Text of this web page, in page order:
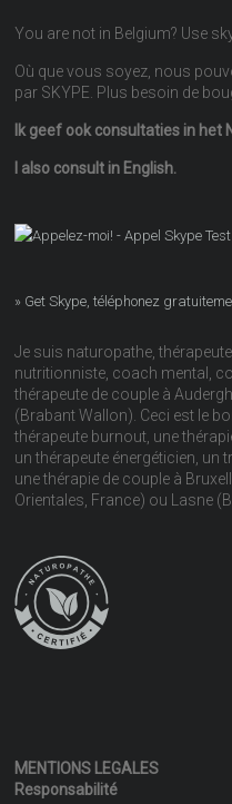
You are not in Belgium? Use
Où que vous soyez, nous
par SKYPE. Plus besoin de
Ik geef ook consultaties in het
I also consult in English.
» Get Skype, téléphonez
Je suis naturopathe,
nutritionniste, coach mental,
thérapeute de couple à
(Brabant Wallon). Ceci est le
thérapeute burnout, une
un thérapeute énergéticien, un
une thérapie de couple à
Orientales, France) ou Lasne
MENTIONS LEGALES
Responsabilité